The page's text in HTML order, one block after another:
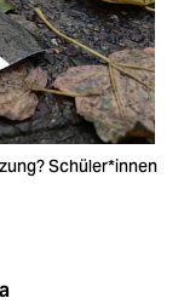
Schü­le­r*in­nen